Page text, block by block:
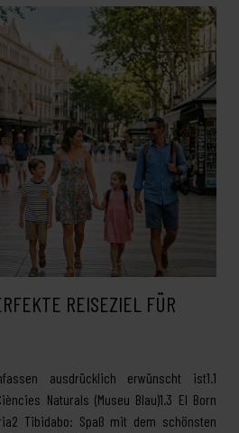
REISEZIEL FÜR
ausdrücklich erwünscht ist1.1
Naturals (Museu Blau)1.3 El Born
Tibidabo: Spaß mit dem schönsten